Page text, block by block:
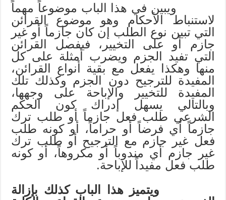
ويبين في هذا الباب موضوعاً مهماً
لاستنباط الأحكام وهو موضوع القرائن
التي تبين نوع الطلب إن كان جازماً أو غير
جازم أو على التخيير، فيفصل القرائن
التي تفيد الجزم ويضرب أمثلة على كل
منها وهكذا يفعل مع بقية أنواع القرائن،
المفيدة للترجيح دون الجزم وكذلك تلك
المفيدة للتخيير والإباحة على وجهها،
وبالتالي يسهل إدراك كون الحكم
الشرعي طلب فعل جازماً أو طلب ترك
جازماً أي فرضاً أو حراماً، أو كونه طلب
فعل غير جازم مع الترجيح أو طلب ترك
غير جازم أي مندوباً أو مكروهاً، أو كونه
طلب فعل مفيداً للإباحة.
ويتميز هذا الباب كذلك بإزالة